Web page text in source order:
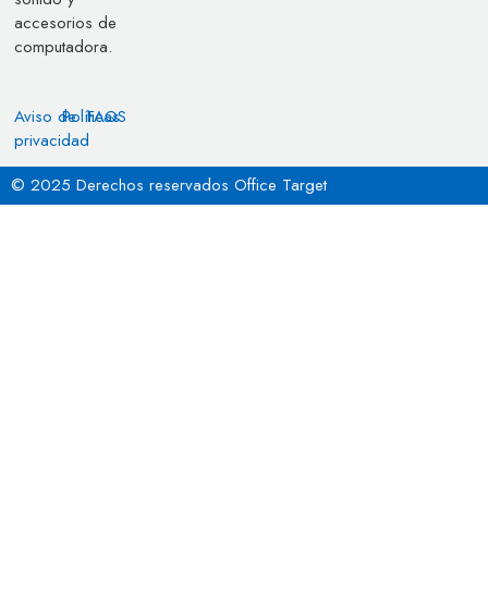
accesorios de
computadora.
Aviso de
privacidad
Políticas
FAQS
© 2025 Derechos reservados Office Target